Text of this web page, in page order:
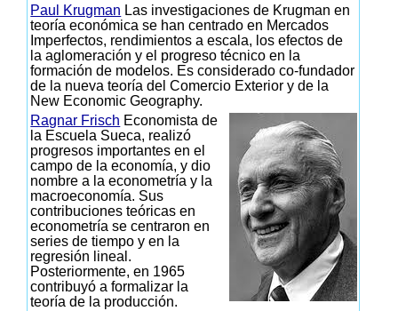
Paul Krugman Las investigaciones de Krugman en
teoría económica se han centrado en Mercados
Imperfectos, rendimientos a escala, los efectos de
la aglomeración y el progreso técnico en la
formación de modelos. Es considerado co-fundador
de la nueva teoría del Comercio Exterior y de la
New Economic Geography.
Ragnar Frisch Economista de
la Escuela Sueca, realizó
progresos importantes en el
campo de la economía, y dio
nombre a la econometría y la
macroeconomía. Sus
contribuciones teóricas en
econometría se centraron en
series de tiempo y en la
regresión lineal.
Posteriormente, en 1965
contribuyó a formalizar la
teoría de la producción.